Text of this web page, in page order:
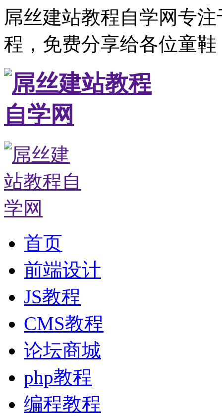
屌丝建站教程自学网专
程，免费分享给各位童
首页
前端设计
JS教程
CMS教程
论坛商城
php教程
编程教程